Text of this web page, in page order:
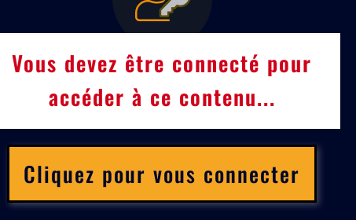
Vous devez être connecté pour
accéder à ce contenu...
Cliquez pour vous connecter